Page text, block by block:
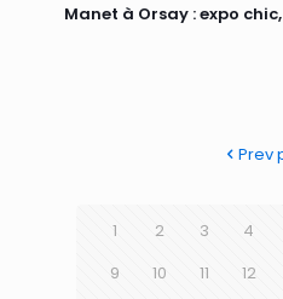
Manet à Orsay : expo
Prev
1 2 3 4
9
10 11 12